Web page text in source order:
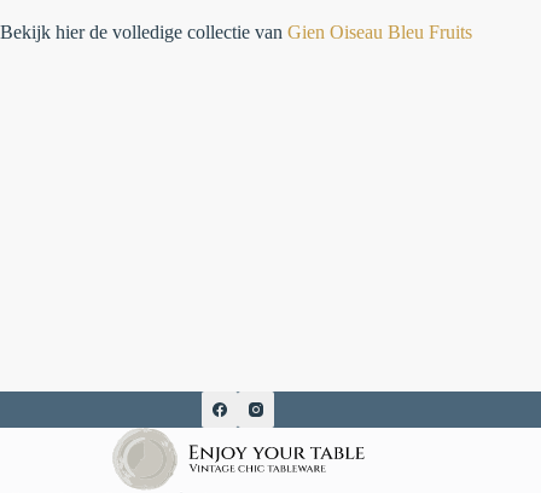
Bekijk hier de volledige collectie van Gien Oiseau Bleu Fruits